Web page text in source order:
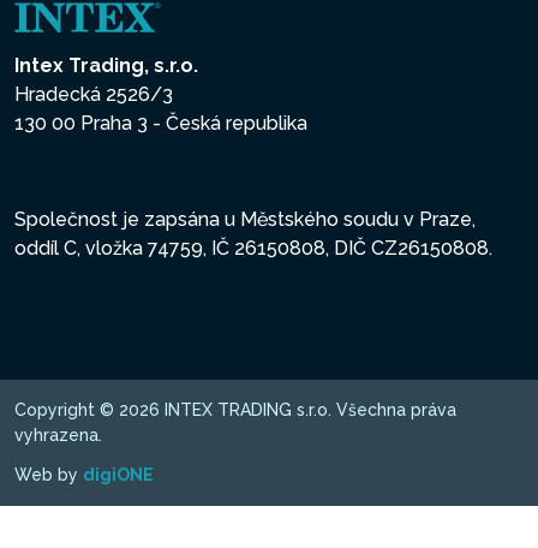
Intex Trading, s.r.o.
Hradecká 2526/3
130 00 Praha 3 - Česká republika
Společnost je zapsána u Městského soudu v Praze,
oddíl C, vložka 74759, IČ 26150808, DIČ CZ26150808.
Copyright © 2026 INTEX TRADING s.r.o. Všechna práva
vyhrazena.
Web by digiONE